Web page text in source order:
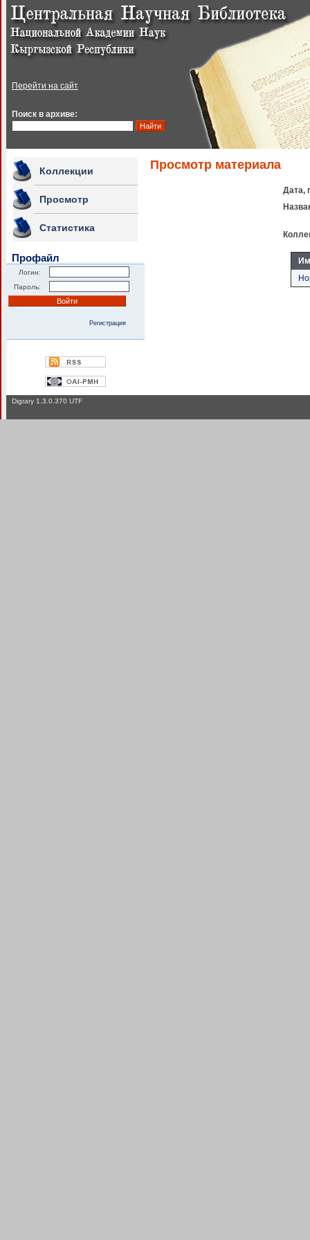
Перейти на сайт
Поиск в архиве:
Коллекции
Просмотр
Статистика
Профайл
Логин:
Пароль:
Регистрация
Просмотр материала
Дата,
Digrary 1.3.0.370 UTF